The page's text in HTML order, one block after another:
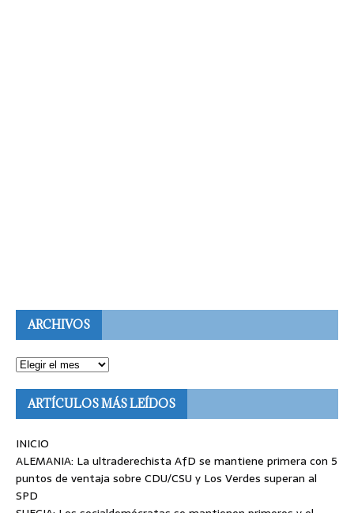
ARCHIVOS
ARTÍCULOS MÁS LEÍDOS
INICIO
ALEMANIA: La ultraderechista AfD se mantiene primera con 5
puntos de ventaja sobre CDU/CSU y Los Verdes superan al
SPD